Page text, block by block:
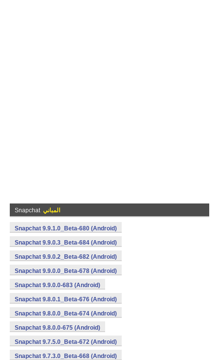
Snapchat المباني
Snapchat 9.9.1.0_Beta-680 (Android)
Snapchat 9.9.0.3_Beta-684 (Android)
Snapchat 9.9.0.2_Beta-682 (Android)
Snapchat 9.9.0.0_Beta-678 (Android)
Snapchat 9.9.0.0-683 (Android)
Snapchat 9.8.0.1_Beta-676 (Android)
Snapchat 9.8.0.0_Beta-674 (Android)
Snapchat 9.8.0.0-675 (Android)
Snapchat 9.7.5.0_Beta-672 (Android)
Snapchat 9.7.3.0_Beta-668 (Android)